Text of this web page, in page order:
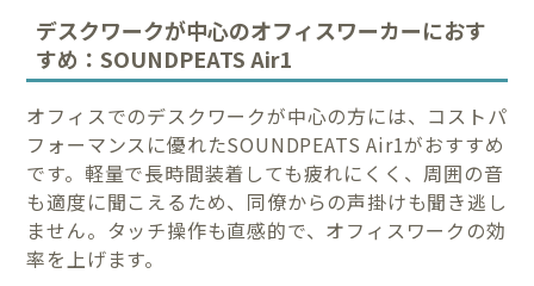
デスクワークが中心のオフィスワーカーにおす
すめ：SOUNDPEATS Air1
オフィスでのデスクワークが中心の方には、コストパ
フォーマンスに優れたSOUNDPEATS Air1がおすすめ
です。軽量で長時間装着しても疲れにくく、周囲の音
も適度に聞こえるため、同僚からの声掛けも聞き逃し
ません。タッチ操作も直感的で、オフィスワークの効
率を上げます。